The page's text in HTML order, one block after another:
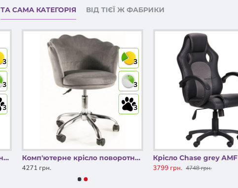
ТА САМА КАТЕГОРІЯ ВІД ТІЄЇ Ж ФАБРИКИ
3
3
3
Комп'ютерне крісло поворотне ROSE VELVET Антична троянда OBRROSEVRA Signal
3
3
3
Комп'ютерне крісло поворотне ROSE VELVET Сірий OBRROSEVSZ Signal
4271 грн.
Крiсло Chase grey AMF
3799 грн. 4748 грн.